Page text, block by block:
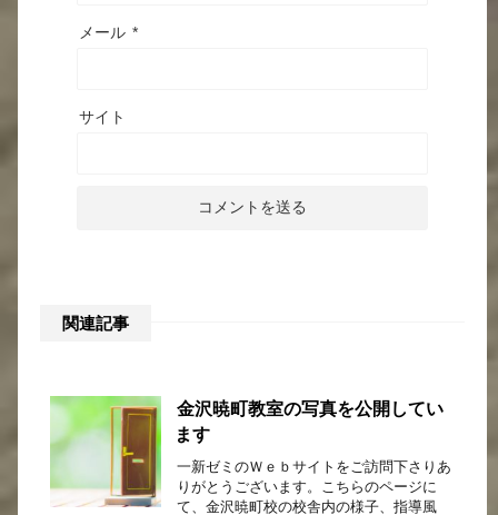
メール *
サイト
関連記事
金沢暁町教室の写真を公開してい
ます
一新ゼミのＷｅｂサイトをご訪問下さりあ
りがとうございます。こちらのページに
て、金沢暁町校の校舎内の様子、指導風